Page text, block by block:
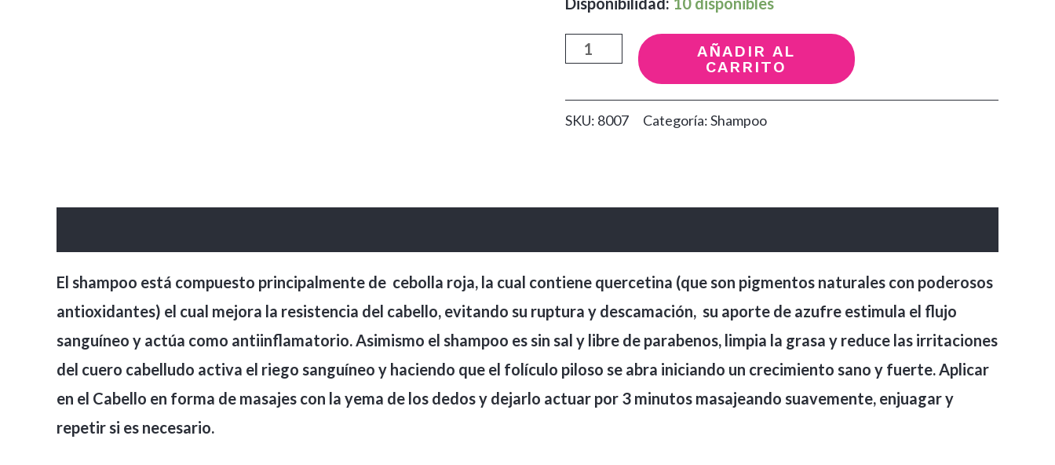
Shampoo
y
AÑADIR AL
CARRITO
SKU: 8007 Categoría:Shampoo
El shampoo está compuesto principalmente de cebolla roja, la cual contiene quercetina (que son pigmentos naturales con poderosos
antioxidantes) el cual mejora la resistencia del cabello, evitando su ruptura y descamación, su aporte de azufre estimula el flujo
sanguíneo y actúa como antiinflamatorio. Asimismo el shampoo es sin sal y libre de parabenos, limpia la grasa y reduce las irritaciones
del cuero cabelludo activa el riego sanguíneo y haciendo que el folículo piloso se abra iniciando un crecimiento sano y fuerte. Aplicar
en el Cabello en forma de masajes con la yema de los dedos y dejarlo actuar por 3 minutos masajeando suavemente, enjuagar y
repetir si es necesario.